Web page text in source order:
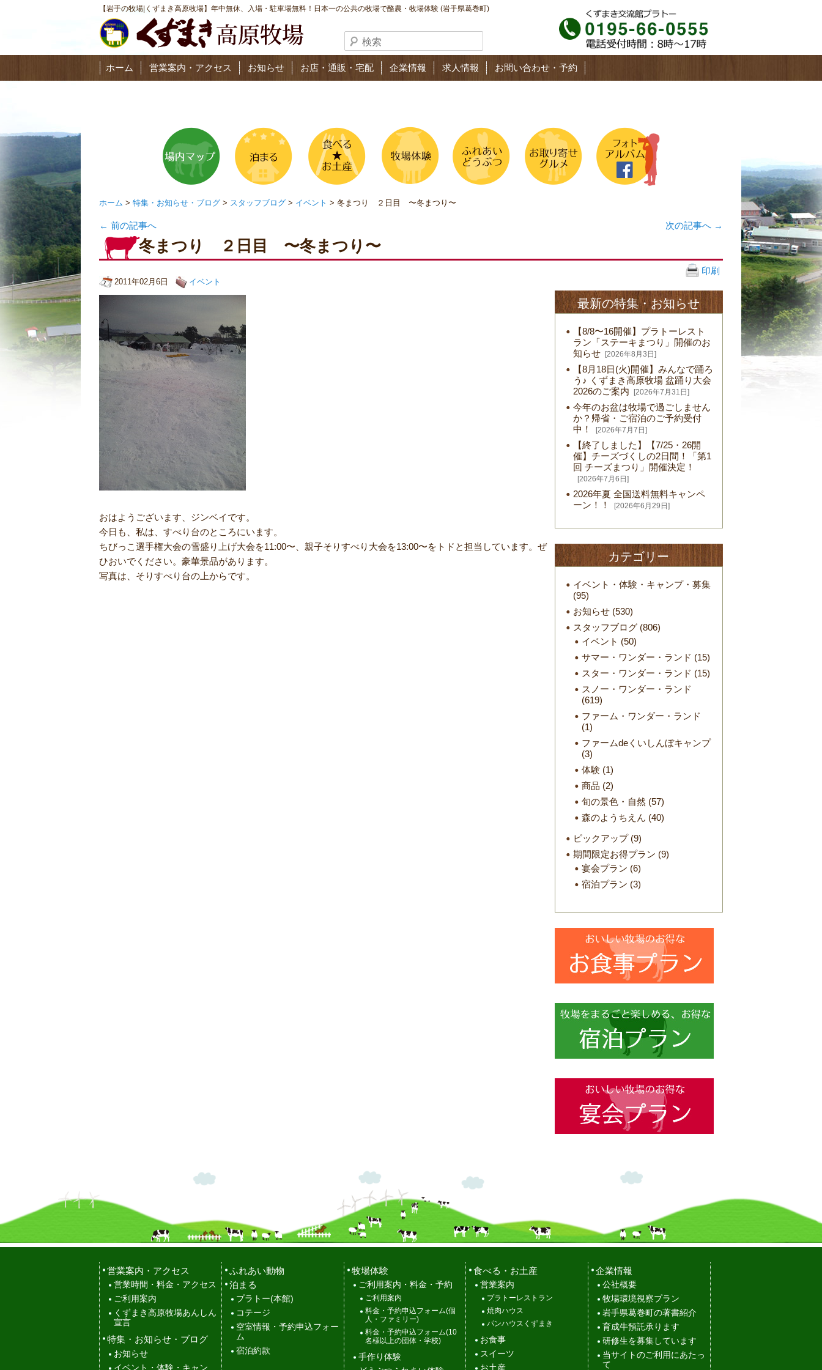
【岩手の牧場|くずまき高原牧場】年中無休、入場・駐車場無料！日本一の公共の牧場で酪農・牧場体験 (岩手県葛巻町)
ホーム 営業案内・アクセス お知らせ お店・通販・宅配 企業情報 求人情報 お問い合わせ・予約
ホーム > 特集・お知らせ・ブログ > スタッフブログ > イベント > 冬まつり ２日目 〜冬まつり〜
← 前の記事へ 次の記事へ →
冬まつり ２日目 〜冬まつり〜
印刷
2011年02月6日 イベント
おはようございます、ジンベイです。
今日も、私は、すべり台のところにいます。
ちびっこ選手権大会の雪盛り上げ大会を11:00〜、親子そりすべり大会を13:00〜をトドと担当しています。ぜ
ひおいでください。豪華景品があります。
写真は、そりすべり台の上からです。
最新の特集・お知らせ
【8/8〜16開催】プラトーレスト
ラン「ステーキまつり」開催のお
知らせ
[2026年8月3日]
【8月18日(火)開催】みんなで踊ろ
う♪ くずまき高原牧場 盆踊り大会
2026のご案内
[2026年7月31日]
今年のお盆は牧場で過ごしません
か？帰省・ご宿泊のご予約受付
中！
[2026年7月7日]
【終了しました】【7/25・26開
催】チーズづくしの2日間！「第1
回 チーズまつり」開催決定！
[2026年7月6日]
2026年夏 全国送料無料キャンペ
ーン！！
[2026年6月29日]
カテゴリー
イベント・体験・キャンプ・募集
(95)
お知らせ(530)
スタッフブログ(806)
イベント (50)
サマー・ワンダー・ランド (15)
スター・ワンダー・ランド (15)
スノー・ワンダー・ランド
(619)
ファーム・ワンダー・ランド
(1)
ファームdeくいしんぼキャンプ
(3)
体験 (1)
商品 (2)
旬の景色・自然 (57)
森のようちえん (40)
ピックアップ(9)
期間限定お得プラン (9)
宴会プラン (6)
宿泊プラン (3)
営業案内・アクセス
営業時間・料金・アクセス
ご利用案内
くずまき高原牧場あんしん
宣言
特集・お知らせ・ブログ
お知らせ
イベント・体験・キャン
ふれあい動物
泊まる
プラトー(本館)
コテージ
空室情報・予約申込フォー
ム
宿泊約款
牧場体験
ご利用案内・料金・予約
ご利用案内
料金・予約申込フォーム(個
人・ファミリー)
料金・予約申込フォーム(10
名様以上の団体・学校)
手作り体験
食べる・お土産
営業案内
プラトーレストラン
焼肉ハウス
パンハウスくずまき
お食事
スイーツ
お土産
企業情報
公社概要
牧場環境視察プラン
岩手県葛巻町の著書紹介
育成牛預託承ります
研修生を募集しています
当サイトのご利用にあたっ
て